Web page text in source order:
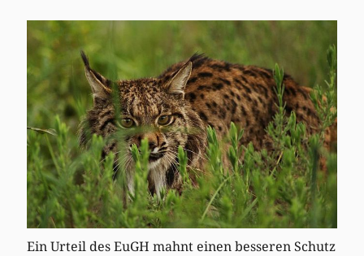
Ein Urteil des EuGH mahnt einen besseren Schutz